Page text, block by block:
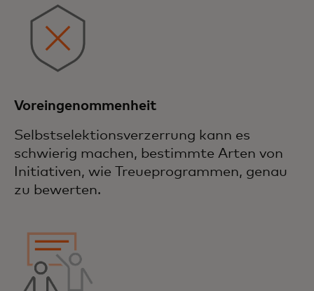
Voreingenommenheit
Selbstselektionsverzerrung kann es
schwierig machen, bestimmte Arten von
Initiativen, wie Treueprogrammen, genau
zu bewerten.